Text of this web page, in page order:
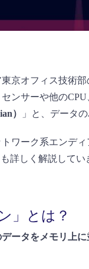
京オフィス技術部
ンサーや他の
） 」と、データ
ワーク系エンデ
詳しく解説してい
」とは？
ータをメモリ上